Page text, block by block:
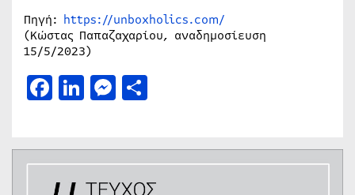
Πηγή: https://unboxholics.com/
(Κώστας Παπαζαχαρίου, αναδημοσίευση
15/5/2023)
Facebook
LinkedIn
Messenger